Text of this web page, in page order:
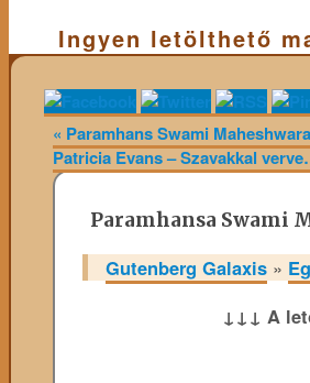
Ingyen letölthető
« Paramhans Swami
Patricia Evans – Szavakkal
Paramhansa Swami
Gutenberg Galaxis »
↓↓↓ A